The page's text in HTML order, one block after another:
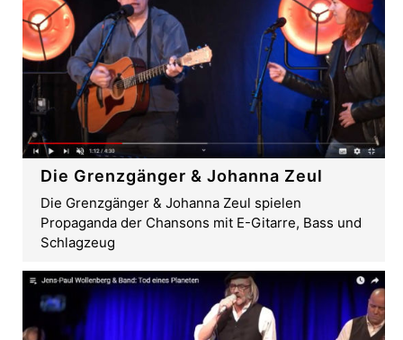
Die Grenzgänger & Johanna Zeul
Die Grenzgänger & Johanna Zeul spielen
Propaganda der Chansons mit E-Gitarre, Bass und
Schlagzeug